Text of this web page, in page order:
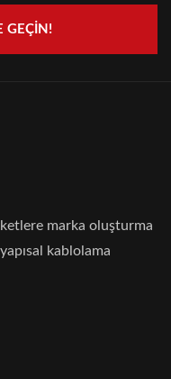
GEÇIN!
marka oluşturma
kablolama